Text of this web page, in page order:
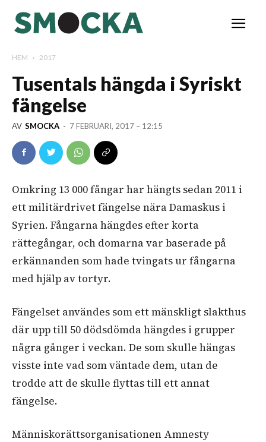
HEM 2017
Tusentals hängda i Syriskt
fängelse
AV SMOCKA - 7 FEBRUARI, 2017 – 12:15
Omkring 13 000fångar har hängts sedan 2011 i
ettmilitärdrivetfängelse näraDamaskus i
Syrien. Fångarna hängdes efter korta
rättegångar, och domarna var baserade på
erkännanden som hade tvingats ur fångarna
med hjälp av tortyr.
Fängelset användes som ettmänskligt slakthus
där upptill 50 dödsdömdahängdes i grupper
några gånger i veckan. De som skulle hängas
visste inte vad somväntade dem, utan de
trodde att de skulle flyttastill ett annat
fängelse.
Människorättsorganisationen Amnesty